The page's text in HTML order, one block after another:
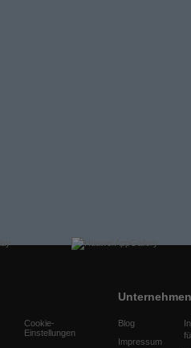
Cookie-
Einstellungen
Unternehmen
Blog
Impressum